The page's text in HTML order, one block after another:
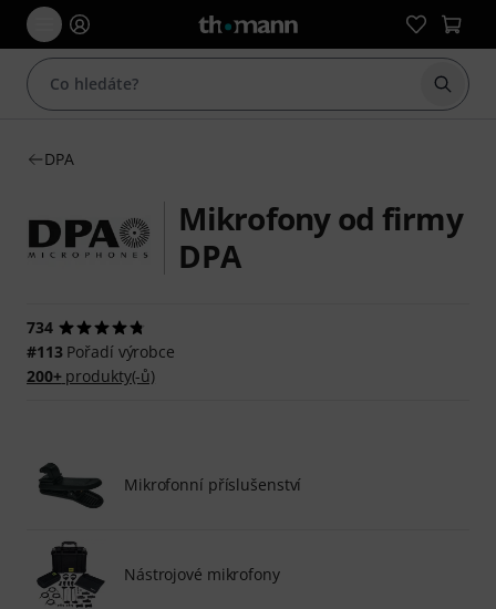
Začít
DPA
Mikrofony od firmy
DPA
734
#113Pořadí výrobce
200+produkty(-ů)
Mikrofonní příslušenství
Nástrojové mikrofony